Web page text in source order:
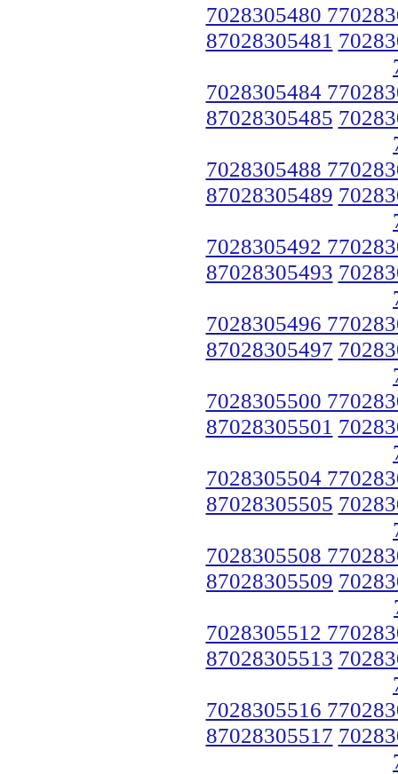
7028305480
87028305481
7028305484
87028305485
7028305488
87028305489
7028305492
87028305493
7028305496
87028305497
7028305500
87028305501
7028305504
87028305505
7028305508
87028305509
7028305512
87028305513
7028305516
87028305517